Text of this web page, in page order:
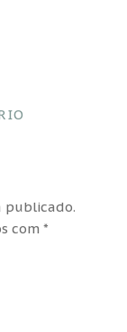
publicado.
com*